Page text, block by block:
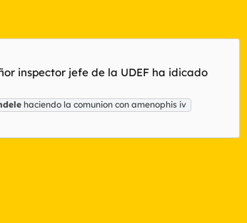
inspector jefe de la UDEF ha idicado
haciendo la comunion con amenophis iv